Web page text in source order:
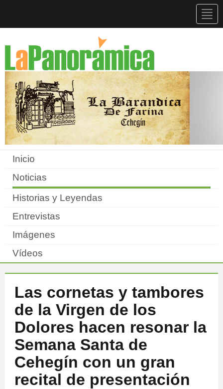
Inicio
Noticias
Historias y Leyendas
Entrevistas
Imágenes
Vídeos
Las cornetas y tambores
de la Virgen de los
Dolores hacen resonar la
Semana Santa de
Cehegín con un gran
recital de presentación